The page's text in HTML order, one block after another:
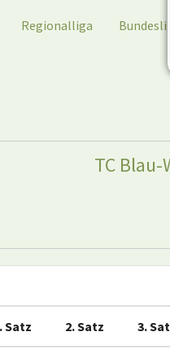
Regionalliga
TC Blau-
Satz 2. Satz 3.